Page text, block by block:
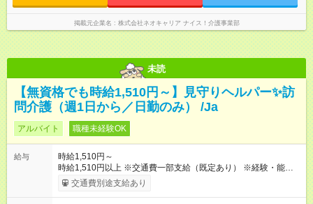
掲載元企業名 株式会社ネオキャリア ナイス！介護事業部
未読
【無資格でも時給1,510円～】見守りヘルパー✨訪
問介護（週1日から／日勤のみ） /Ja
アルバイト 職種未経験OK
給与
時給1,510円～
時給1,510円以上 ※交通費一部支給（既定あり） ※経験・能力を
考慮して決定します 【収入例】 週1回勤務の場合：1,510円×8時
間×4回=4万8,320円 週3回勤務の場合：1,510円×8時間×12回
交通費別途支給あり